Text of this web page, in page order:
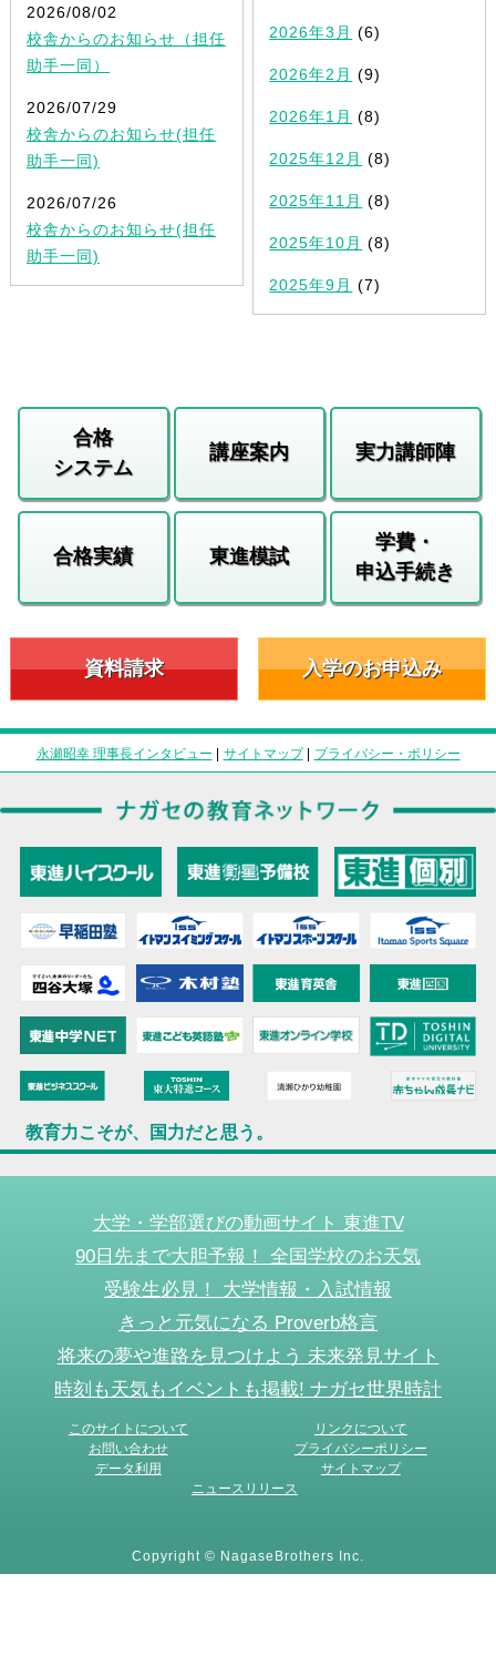
2026/08/02
校舎からのお知らせ（担任
助手一同）
2026/07/29
校舎からのお知らせ(担任
助手一同)
2026/07/26
校舎からのお知らせ(担任
助手一同)
2026年3月 (6)
2026年2月 (9)
2026年1月 (8)
2025年12月 (8)
2025年11月 (8)
2025年10月 (8)
2025年9月 (7)
合格
システム
講座案内 実力講師陣
合格実績 東進模試
学費・
申込手続き
資料請求 入学のお申込み
永瀬昭幸 理事長インタビュー サイトマップ| プライバシー・ポリシー
教育力こそが、国力だと思う。
大学・学部選びの動画サイト 東進TV
90日先まで大胆予報！ 全国学校のお天気
受験生必見！ 大学情報・入試情報
きっと元気になる Proverb格言
将来の夢や進路を見つけよう 未来発見サイト
時刻も天気もイベントも掲載! ナガセ世界時計
このサイトについて
リンクについて
お問い合わせ
プライバシーポリシー
データ利用
サイトマップ
ニュースリリース
Copyright © NagaseBrothers Inc.